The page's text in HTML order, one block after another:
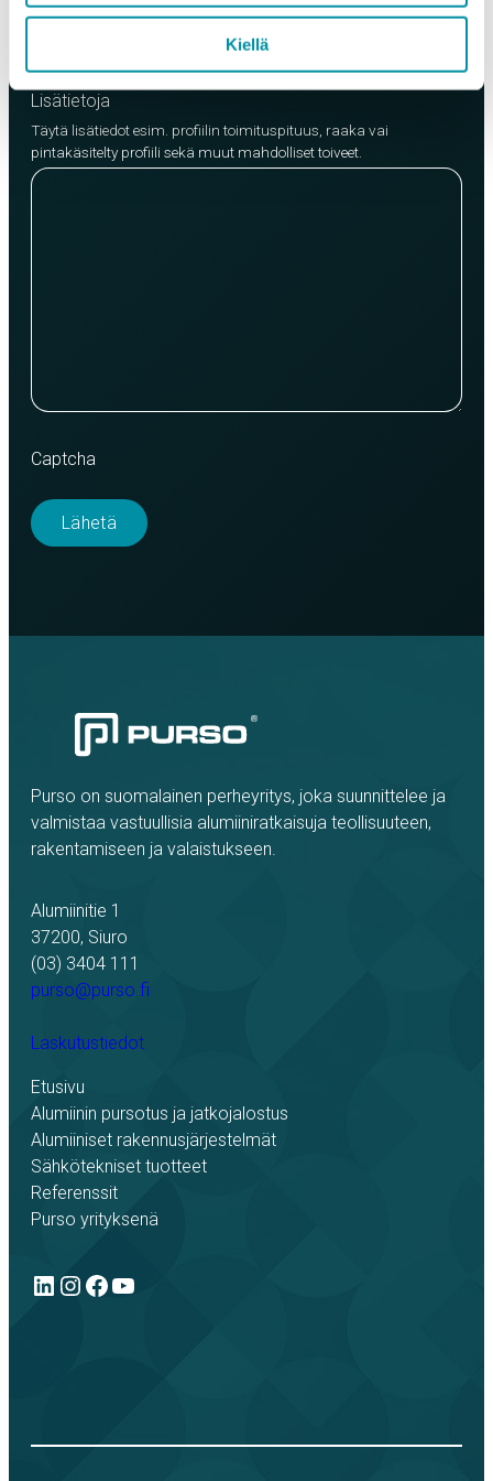
Kiellä
Lisää tuote
Lisätietoja
Täytä lisätiedot esim. profiilin toimituspituus, raaka vai
pintakäsitelty profiili sekä muut mahdolliset toiveet.
Captcha
Purso on suomalainen perheyritys, joka suunnittelee ja
valmistaa vastuullisia alumiiniratkaisuja teollisuuteen,
rakentamiseen ja valaistukseen.
Alumiinitie 1
37200, Siuro
(03) 3404 111
purso@purso.fi
Laskutustiedot
Etusivu
Alumiinin pursotus ja jatkojalostus
Alumiiniset rakennusjärjestelmät
Sähkötekniset tuotteet
Referenssit
Purso yrityksenä
LinkedIn
Instagram
Facebook
YouTube